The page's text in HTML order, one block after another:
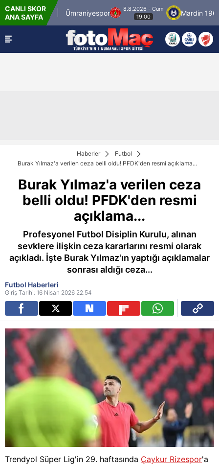
CANLI SKOR
ANA SAYFA
Ümraniyespor
8.8.2026 - Cum
19:00
Mardin 1969
Haberler
Futbol
Burak Yılmaz'a verilen ceza belli oldu! PFDK'den resmi açıklama...
Burak Yılmaz'a verilen ceza
belli oldu! PFDK'den resmi
açıklama...
Profesyonel Futbol Disiplin Kurulu, alınan
sevklere ilişkin ceza kararlarını resmi olarak
açıkladı. İşte Burak Yılmaz'ın yaptığı açıklamalar
sonrası aldığı ceza...
Futbol Haberleri
Giriş Tarihi: 16 Nisan 2026 22:54
Trendyol Süper Lig'in 29. haftasında Çaykur Rizespor'a